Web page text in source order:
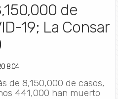
de
19; La Consar
8:04
de 8,150,000 de casos,
441,000 han muerto